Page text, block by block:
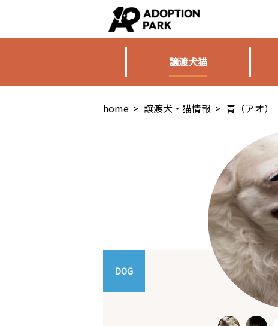
譲渡犬猫
home > 譲渡犬・猫情報 > 青（アオ）
DOG